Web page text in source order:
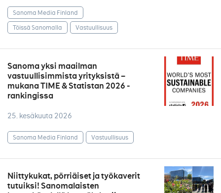
Sanoma Media Finland
Töissä Sanomalla
Vastuullisuus
Sanoma yksi maailman
vastuullisimmista yrityksistä –
mukana TIME & Statistan 2026 -
rankingissa
25. kesäkuuta 2026
Sanoma Media Finland Vastuullisuus
Niittykukat, pörriäiset ja työkaverit
tutuiksi! Sanomalaisten